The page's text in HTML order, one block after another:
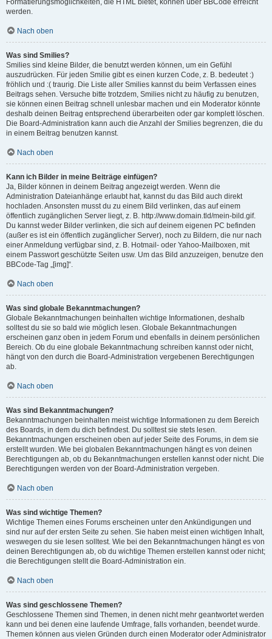
Formatierungsmöglichkeiten, die HTML bietet, können über BBCode erreicht
werden.
Nach oben
Was sind Smilies?
Smilies sind kleine Bilder, die benutzt werden können, um ein Gefühl
auszudrücken. Für jeden Smilie gibt es einen kurzen Code, z. B. bedeutet :)
fröhlich und :( traurig. Die Liste aller Smilies kannst du beim Verfassen eines
Beitrags sehen. Versuche bitte trotzdem, Smilies nicht zu häufig zu benutzen,
sie können einen Beitrag schnell unlesbar machen und ein Moderator könnte
deshalb deinen Beitrag entsprechend überarbeiten oder gar komplett löschen.
Die Board-Administration kann auch die Anzahl der Smilies begrenzen, die du
in einem Beitrag benutzen kannst.
Nach oben
Kann ich Bilder in meine Beiträge einfügen?
Ja, Bilder können in deinem Beitrag angezeigt werden. Wenn die
Administration Dateianhänge erlaubt hat, kannst du das Bild auch direkt
hochladen. Ansonsten musst du zu einem Bild verlinken, das auf einem
öffentlich zugänglichen Server liegt, z. B. http://www.domain.tld/mein-bild.gif.
Du kannst weder Bilder verlinken, die sich auf deinem eigenen PC befinden
(außer es ist ein öffentlich zugänglicher Server), noch zu Bildern, die nur nach
einer Anmeldung verfügbar sind, z. B. Hotmail- oder Yahoo-Mailboxen, mit
einem Passwort geschützte Seiten usw. Um das Bild anzuzeigen, benutze den
BBCode-Tag „[img]“.
Nach oben
Was sind globale Bekanntmachungen?
Globale Bekanntmachungen beinhalten wichtige Informationen, deshalb
solltest du sie so bald wie möglich lesen. Globale Bekanntmachungen
erscheinen ganz oben in jedem Forum und ebenfalls in deinem persönlichen
Bereich. Ob du eine globale Bekanntmachung schreiben kannst oder nicht,
hängt von den durch die Board-Administration vergebenen Berechtigungen
ab.
Nach oben
Was sind Bekanntmachungen?
Bekanntmachungen beinhalten meist wichtige Informationen zu dem Bereich
des Boards, in dem du dich befindest. Du solltest sie stets lesen.
Bekanntmachungen erscheinen oben auf jeder Seite des Forums, in dem sie
erstellt wurden. Wie bei globalen Bekanntmachungen hängt es von deinen
Berechtigungen ab, ob du Bekanntmachungen erstellen kannst oder nicht. Die
Berechtigungen werden von der Board-Administration vergeben.
Nach oben
Was sind wichtige Themen?
Wichtige Themen eines Forums erscheinen unter den Ankündigungen und
sind nur auf der ersten Seite zu sehen. Sie haben meist einen wichtigen Inhalt,
weswegen du sie lesen solltest. Wie bei den Bekanntmachungen hängt es von
deinen Berechtigungen ab, ob du wichtige Themen erstellen kannst oder nicht;
die Berechtigungen stellt die Board-Administration ein.
Nach oben
Was sind geschlossene Themen?
Geschlossene Themen sind Themen, in denen nicht mehr geantwortet werden
kann und bei denen eine laufende Umfrage, falls vorhanden, beendet wurde.
Themen können aus vielen Gründen durch einen Moderator oder Administrator